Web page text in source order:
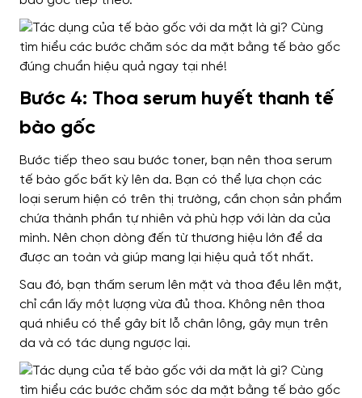
Bước 4: Thoa serum huyết thanh tế
bào gốc
Bước tiếp theo sau bước toner, bạn nên thoa serum
tế bào gốc bất kỳ lên da. Bạn có thể lựa chọn các
loại serum hiện có trên thị trường, cần chọn sản phẩm
chứa thành phần tự nhiên và phù hợp với làn da của
mình. Nên chọn dòng đến từ thương hiệu lớn để da
được an toàn và giúp mang lại hiệu quả tốt nhất.
Sau đó, bạn thấm serum lên mặt và thoa đều lên mặt,
chỉ cần lấy một lượng vừa đủ thoa. Không nên thoa
quá nhiều có thể gây bít lỗ chân lông, gây mụn trên
da và có tác dụng ngược lại.